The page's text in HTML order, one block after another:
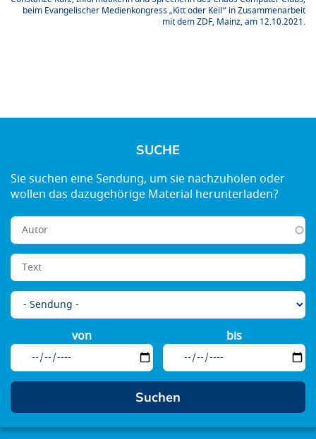
beim Evangelischer Medienkongress „Kitt oder Keil“ in Zusammenarbeit
mit dem ZDF, Mainz, am 12.10.2021.
SUCHE
von bis